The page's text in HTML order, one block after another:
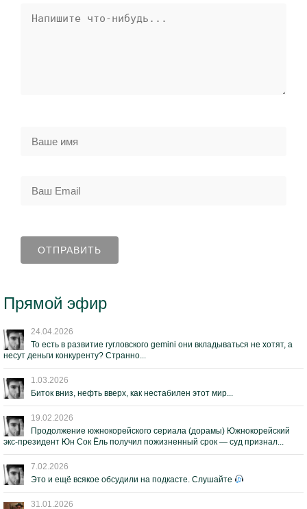
Прямой эфир
24.04.2026
То есть в развитие гугловского gemini они вкладываться не хотят, а
несут деньги конкуренту? Странно...
1.03.2026
Биток вниз, нефть вверх, как нестабилен этот мир...
19.02.2026
Продолжение южнокорейского сериала (дорамы) Южнокорейский
экс-президент Юн Сок Ёль получил пожизненный срок — суд признал...
7.02.2026
Это и ещё всякое обсудили на подкасте. Слушайте
31.01.2026